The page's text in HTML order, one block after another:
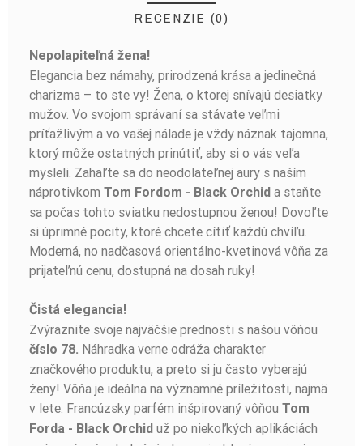
RECENZIE (0)
Nepolapiteľná žena!
Elegancia bez námahy, prirodzená krása a jedinečná
charizma – to ste vy! Žena, o ktorej snívajú desiatky
mužov. Vo svojom správaní sa stávate veľmi
príťažlivým a vo vašej nálade je vždy náznak tajomna,
ktorý môže ostatných prinútiť, aby si o vás veľa
mysleli. Zahaľte sa do neodolateľnej aury s naším
náprotivkom Tom Fordom - Black Orchid a staňte
sa počas tohto sviatku nedostupnou ženou! Dovoľte
si úprimné pocity, ktoré chcete cítiť každú chvíľu.
Moderná, no nadčasová orientálno-kvetinová vôňa za
prijateľnú cenu, dostupná na dosah ruky!
Čistá elegancia!
Zvýraznite svoje najväčšie prednosti s našou vôňou
číslo 78. Náhradka verne odráža charakter
značkového produktu, a preto si ju často vyberajú
ženy! Vôňa je ideálna na významné príležitosti, najmä
v lete. Francúzsky parfém inšpirovaný vôňou Tom
Forda - Black Orchid už po niekoľkých aplikáciách
BUĎTE PRVÝ, KTO NAPÍŠE RECENZIU!